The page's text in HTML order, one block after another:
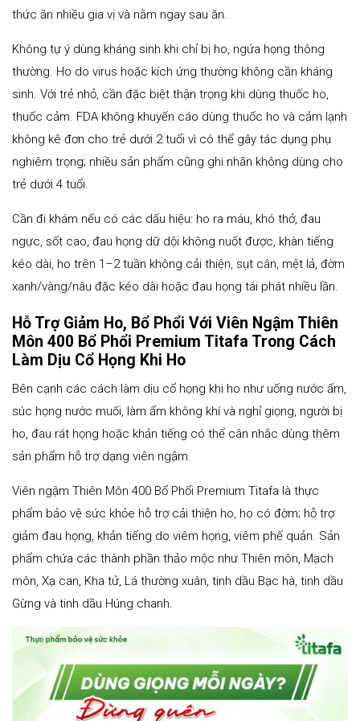
thức ăn nhiều gia vị và nằm ngay sau ăn.
Không tự ý dùng kháng sinh khi chỉ bị ho, ngứa họng thông
thường. Ho do virus hoặc kích ứng thường không cần kháng
sinh. Với trẻ nhỏ, cần đặc biệt thận trọng khi dùng thuốc ho,
thuốc cảm. FDA không khuyến cáo dùng thuốc ho và cảm lạnh
không kê đơn cho trẻ dưới 2 tuổi vì có thể gây tác dụng phụ
nghiêm trọng; nhiều sản phẩm cũng ghi nhãn không dùng cho
trẻ dưới 4 tuổi.
Cần đi khám nếu có các dấu hiệu: ho ra máu, khó thở, đau
ngực, sốt cao, đau họng dữ dội không nuốt được, khàn tiếng
kéo dài, ho trên 1–2 tuần không cải thiện, sụt cân, mệt lả, đờm
xanh/vàng/nâu đặc kéo dài hoặc đau họng tái phát nhiều lần.
Hỗ Trợ Giảm Ho, Bổ Phổi Với Viên Ngậm Thiên
Môn 400 Bổ Phổi Premium Titafa Trong Cách
Làm Dịu Cổ Họng Khi Ho
Bên cạnh các cách làm dịu cổ họng khi ho như uống nước ấm,
súc họng nước muối, làm ẩm không khí và nghỉ giọng, người bị
ho, đau rát họng hoặc khản tiếng có thể cân nhắc dùng thêm
sản phẩm hỗ trợ dạng viên ngậm.
Viên ngậm Thiên Môn 400 Bổ Phổi Premium Titafa là thực
phẩm bảo vệ sức khỏe hỗ trợ cải thiện ho, ho có đờm; hỗ trợ
giảm đau họng, khản tiếng do viêm họng, viêm phế quản. Sản
phẩm chứa các thành phần thảo mộc như Thiên môn, Mạch
môn, Xạ can, Kha tử, Lá thường xuân, tinh dầu Bạc hà, tinh dầu
Gừng và tinh dầu Húng chanh.